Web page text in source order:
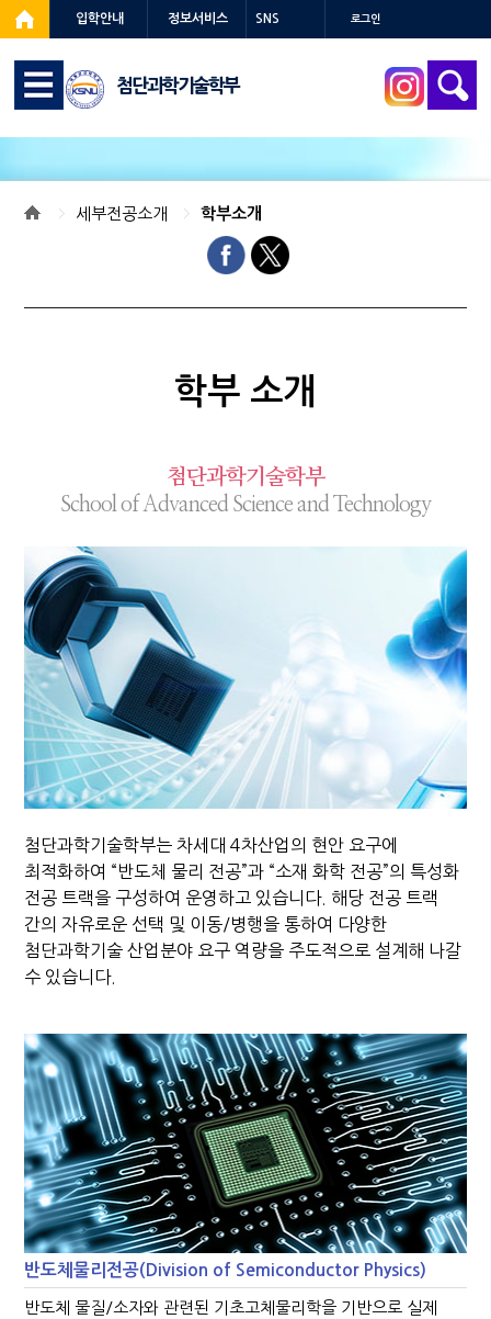
입학안내 정보서비스 SNS 로그인
첨단과학기술학부
세부전공소개 학부소개
학부 소개
첨단과학기술학부
School of Advanced Science and Technology
첨단과학기술학부는 차세대 4차산업의 현안 요구에
최적화하여 “반도체 물리 전공”과 “소재 화학 전공”의 특성화
전공 트랙을 구성하여 운영하고 있습니다. 해당 전공 트랙
간의 자유로운 선택 및 이동/병행을 통하여 다양한
첨단과학기술 산업분야 요구 역량을 주도적으로 설계해 나갈
수 있습니다.
반도체물리전공(Division of Semiconductor Physics)
반도체 물질/소자와 관련된 기초고체물리학을 기반으로 실제